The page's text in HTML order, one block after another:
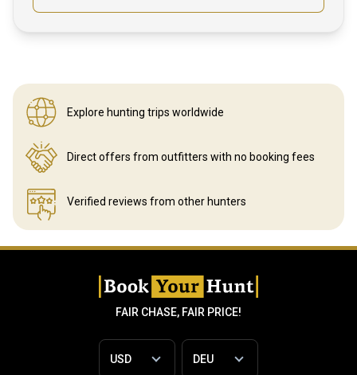
Explore hunting trips worldwide
Direct offers from outfitters with no booking fees
Verified reviews from other hunters
FAIR CHASE, FAIR PRICE!